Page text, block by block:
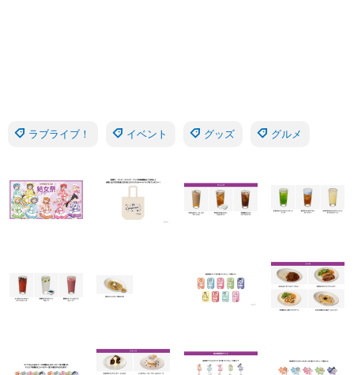
ラブライブ！ イベント グッズ グルメ